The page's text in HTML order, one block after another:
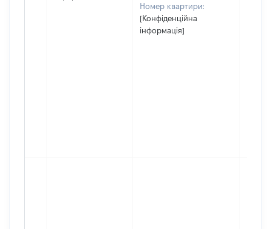
Номер квартири:
[Конфіденційна
інформація]